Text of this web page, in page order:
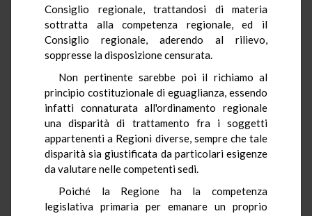
Consiglio regionale, trattandosi di materia
sottratta alla competenza regionale, ed il
Consiglio regionale, aderendo al rilievo,
soppresse la disposizione censurata.
Non pertinente sarebbe poi il richiamo al
principio costituzionale di eguaglianza, essendo
infatti connaturata all'ordinamento regionale
una disparità di trattamento fra i soggetti
appartenenti a Regioni diverse, sempre che tale
disparità sia giustificata da particolari esigenze
da valutare nelle competenti sedi.
Poiché la Regione ha la competenza
legislativa primaria per emanare un proprio